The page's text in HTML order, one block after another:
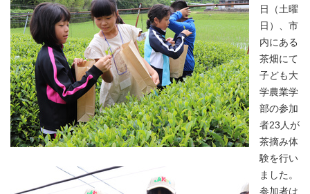
日（土曜
日）、市
内にある
茶畑にて
子ども大
学農業学
部の参加
者23人が
茶摘み体
験を行い
ました。
参加者は